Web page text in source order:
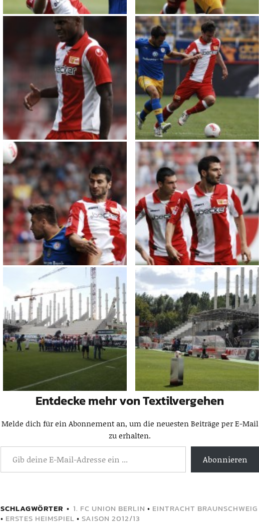
Entdecke mehr von Textilvergehen
Melde dich für ein Abonnement an, um die neuesten Beiträge per E-Mail
zu erhalten.
Abonnieren
SCHLAGWÖRTER 1. FC UNION BERLIN • EINTRACHT BRAUNSCHWEIG
• ERSTES HEIMSPIEL • SAISON 2012/13